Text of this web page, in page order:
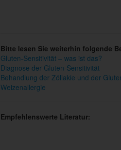
Bitte lesen Sie weiterhin folgende
Gluten-Sensitivität – was ist das?
Diagnose der Gluten-Sensitivität
Behandlung der Zöliakie und der
Weizenallergie
Empfehlenswerte Literatur: